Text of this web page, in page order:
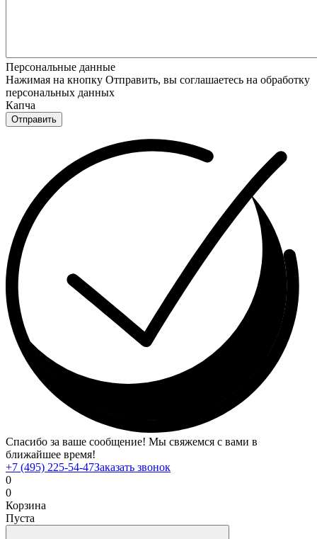
Персональные данные
Нажимая на кнопку Отправить, вы соглашаетесь на обработку
персональных данных
Капча
Отправить
Спасибо за ваше сообщение! Мы свяжемся с вами в
ближайшее время!
+7 (495) 225-54-47Заказать звонок
0
0
Корзина
Пуста